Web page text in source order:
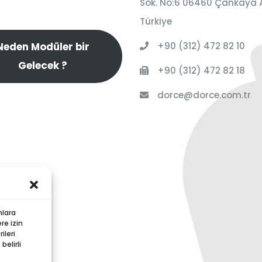
izin
belirli
Modüler bir
Gelecek ?
Sok. No:6 06460 Çankaya
Türkiye
+90 (312) 472 82 10
+90 (312) 472 82 18
dorce@dorce.com.tr